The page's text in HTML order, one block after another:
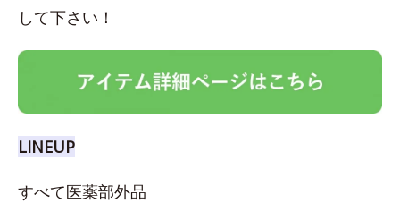
して下さい！
LINEUP
すべて医薬部外品